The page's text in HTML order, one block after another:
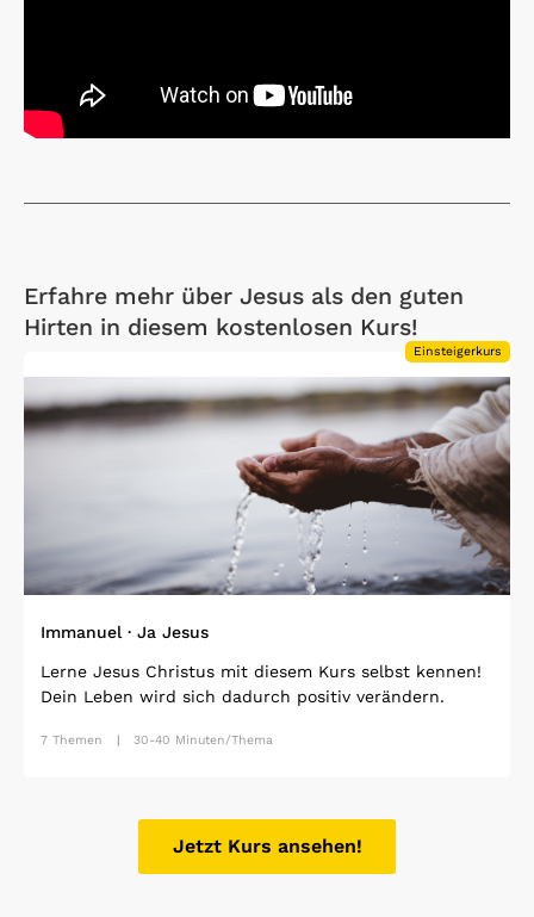
Erfahre mehr über Jesus als den guten
Hirten in diesem kostenlosen Kurs!
Einsteigerkurs
Immanuel · Ja Jesus
Lerne Jesus Christus mit diesem Kurs selbst kennen!
Dein Leben wird sich dadurch positiv verändern.
7 Themen 30-40 Minuten/Thema
Jetzt Kurs ansehen!